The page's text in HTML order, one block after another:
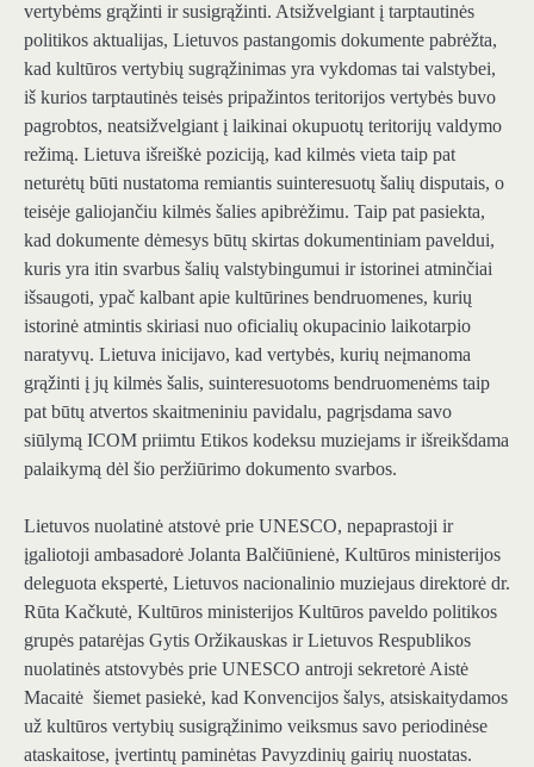
vertybėms grąžinti ir susigrąžinti. Atsižvelgiant į tarptautinės
politikos aktualijas, Lietuvos pastangomis dokumente pabrėžta,
kad kultūros vertybių sugrąžinimas yra vykdomas tai valstybei,
iš kurios tarptautinės teisės pripažintos teritorijos vertybės buvo
pagrobtos, neatsižvelgiant į laikinai okupuotų teritorijų valdymo
režimą. Lietuva išreiškė poziciją, kad kilmės vieta taip pat
neturėtų būti nustatoma remiantis suinteresuotų šalių disputais, o
teisėje galiojančiu kilmės šalies apibrėžimu. Taip pat pasiekta,
kad dokumente dėmesys būtų skirtas dokumentiniam paveldui,
kuris yra itin svarbus šalių valstybingumui ir istorinei atminčiai
išsaugoti, ypač kalbant apie kultūrines bendruomenes, kurių
istorinė atmintis skiriasi nuo oficialių okupacinio laikotarpio
naratyvų. Lietuva inicijavo, kad vertybės, kurių neįmanoma
grąžinti į jų kilmės šalis, suinteresuotoms bendruomenėms taip
pat būtų atvertos skaitmeniniu pavidalu, pagrįsdama savo
siūlymą ICOM priimtu Etikos kodeksu muziejams ir išreikšdama
palaikymą dėl šio peržiūrimo dokumento svarbos.
Lietuvos nuolatinė atstovė prie UNESCO, nepaprastoji ir
įgaliotoji ambasadorė Jolanta Balčiūnienė, Kultūros ministerijos
deleguota ekspertė, Lietuvos nacionalinio muziejaus direktorė dr.
Rūta Kačkutė, Kultūros ministerijos Kultūros paveldo politikos
grupės patarėjas Gytis Oržikauskas ir Lietuvos Respublikos
nuolatinės atstovybės prie UNESCO antroji sekretorė Aistė
Macaitė šiemet pasiekė, kad Konvencijos šalys, atsiskaitydamos
už kultūros vertybių susigrąžinimo veiksmus savo periodinėse
ataskaitose, įvertintų paminėtas Pavyzdinių gairių nuostatas.